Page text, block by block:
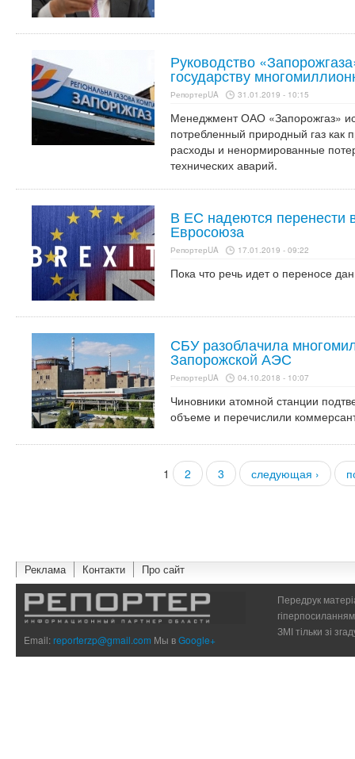
Руководство
государству
РепортерUA 31.01.2019 - 10:15
Менеджмент ОАО «Запорожгаз»
потребленный природный газ как
расходы и ненормированные
технических аварий.
В ЕС надеются перенести
Евросоюза
РепортерUA 17.01.2019 - 09:22
Пока что речь идет о переносе
СБУ разоблачила
Запорожской АЭС
РепортерUA 04.10.2018 - 10:07
Чиновники атомной станции
объеме и перечислили
1 2 3 следующая ›
Реклама Контакти Про сайт
Email:reporterzp@gmail.com Мы вGoogle+
Передрук
ЗМІ тільки зі